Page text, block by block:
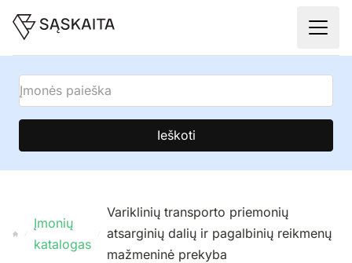
Ieškoti
Įmonių
katalogas
Variklinių transporto priemonių
atsarginių dalių ir pagalbinių reikmenų
mažmeninė prekyba